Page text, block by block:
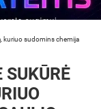
kuriuo sudomins chemija